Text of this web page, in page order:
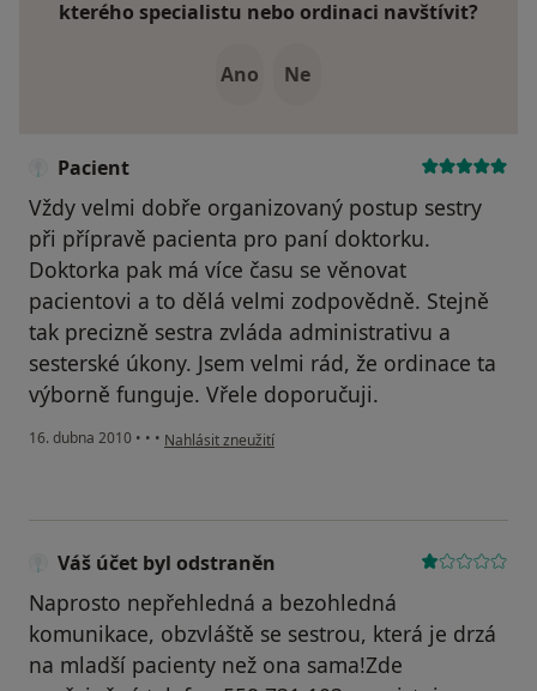
kterého specialistu nebo ordinaci navštívit?
Ano Ne
Pacient
Vždy velmi dobře organizovaný postup sestry
při přípravě pacienta pro paní doktorku.
Doktorka pak má více času se věnovat
pacientovi a to dělá velmi zodpovědně. Stejně
tak precizně sestra zvláda administrativu a
sesterské úkony. Jsem velmi rád, že ordinace ta
výborně funguje. Vřele doporučuji.
16. dubna 2010 • • • podle názoru uživatele Pacient
Nahlásit zneužití
Váš účet byl odstraněn
Naprosto nepřehledná a bezohledná
komunikace, obzvláště se sestrou, která je drzá
na mladší pacienty než ona sama!Zde